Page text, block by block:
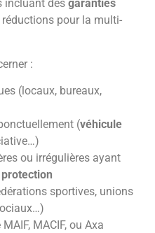
incluant des garanties
pour la multi-
:
(locaux, bureaux,
(véhicule
ou irrégulières ayant
protection
sportives, unions
MACIF, ou Axa